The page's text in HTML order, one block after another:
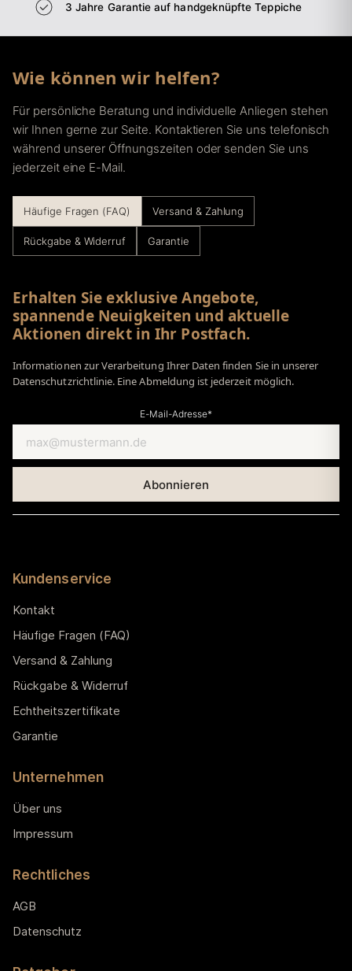
3 Jahre Garantie auf handgeknüpfte Teppiche
Wie können wir helfen?
Für persönliche Beratung und individuelle Anliegen stehen
wir Ihnen gerne zur Seite. Kontaktieren Sie uns telefonisch
während unserer Öffnungszeiten oder senden Sie uns
jederzeit eine E-Mail.
Häufige Fragen (FAQ) Versand & Zahlung
Rückgabe & Widerruf Garantie
Erhalten Sie exklusive Angebote,
spannende Neuigkeiten und aktuelle
Aktionen direkt in Ihr Postfach.
Informationen zur Verarbeitung Ihrer Daten finden Sie in unserer
Datenschutzrichtlinie. Eine Abmeldung ist jederzeit möglich.
E-Mail-Adresse*
Kundenservice
Kontakt
Häufige Fragen (FAQ)
Versand & Zahlung
Rückgabe & Widerruf
Echtheitszertifikate
Garantie
Unternehmen
Über uns
Impressum
Rechtliches
AGB
Datenschutz